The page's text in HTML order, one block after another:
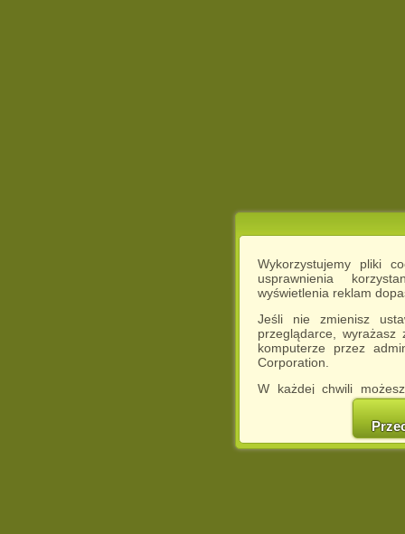
Wykorzystujemy pliki
usprawnienia
wyświetlenia reklam
Jeśli nie zmienisz
przeglądarce,
komputerze przez
Corporation.
W każdej chwili
cookies w swojej
w naszej
http://chomikuj.pl/